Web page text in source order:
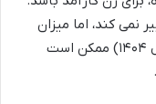
نمی کند، اما میزان
مبلغ نفقه در هر سال (مانند نفقه سال ۱۴۰۴) ممکن است